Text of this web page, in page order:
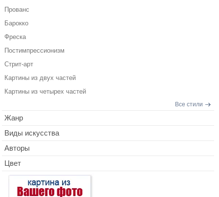
Прованс
Барокко
Фреска
Постимпрессионизм
Стрит-арт
Картины из двух частей
Картины из четырех частей
Все стили
Жанр
Виды искусства
Авторы
Цвет